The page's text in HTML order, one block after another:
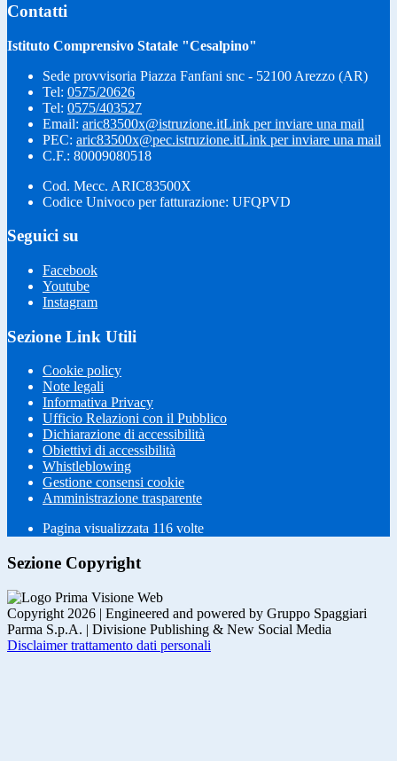
Contatti
Istituto Comprensivo Statale "Cesalpino"
Sede provvisoria Piazza Fanfani snc - 52100 Arezzo (AR)
Tel: 0575/20626
Tel: 0575/403527
Email: aric83500x@istruzione.itLink per inviare una mail
PEC: aric83500x@pec.istruzione.itLink per inviare una mail
C.F.: 80009080518
Cod. Mecc. ARIC83500X
Codice Univoco per fatturazione: UFQPVD
Seguici su
Facebook
Youtube
Instagram
Sezione Link Utili
Cookie policy
Note legali
Informativa Privacy
Ufficio Relazioni con il Pubblico
Dichiarazione di accessibilità
Obiettivi di accessibilità
Whistleblowing
Gestione consensi cookie
Amministrazione trasparente
Pagina visualizzata 116 volte
Sezione Copyright
Copyright 2026 | Engineered and powered by Gruppo Spaggiari
Parma S.p.A. | Divisione Publishing & New Social Media
Disclaimer trattamento dati personali